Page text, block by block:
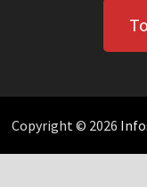
Copyright © 2026